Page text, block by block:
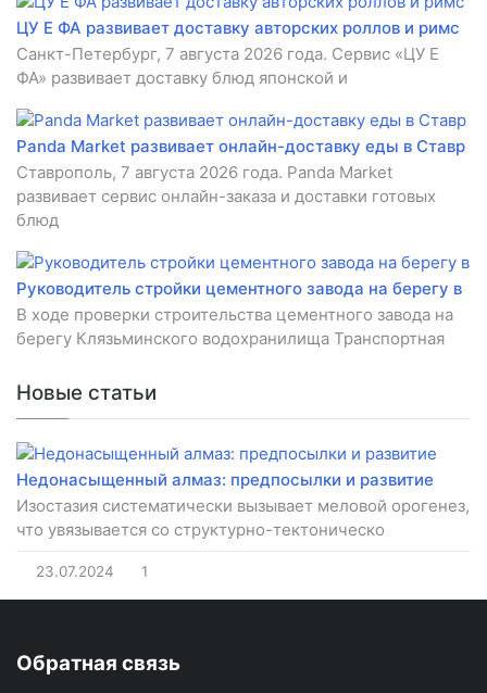
ЦУ Е ФА развивает доставку авторских роллов и римс
Санкт-Петербург, 7 августа 2026 года. Сервис «ЦУ Е
ФА» развивает доставку блюд японской и
Panda Market развивает онлайн-доставку еды в Ставр
Ставрополь, 7 августа 2026 года. Panda Market
развивает сервис онлайн-заказа и доставки готовых
блюд
Руководитель стройки цементного завода на берегу в
В ходе проверки строительства цементного завода на
берегу Клязьминского водохранилища Транспортная
Новые статьи
Недонасыщенный алмаз: предпосылки и развитие
Изостазия систематически вызывает меловой орогенез,
что увязывается со структурно-тектоническо
23.07.2024 1
Обратная связь